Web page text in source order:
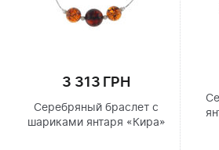
3 313 ГРН
Серебряный браслет с
шариками янтаря «Кира»